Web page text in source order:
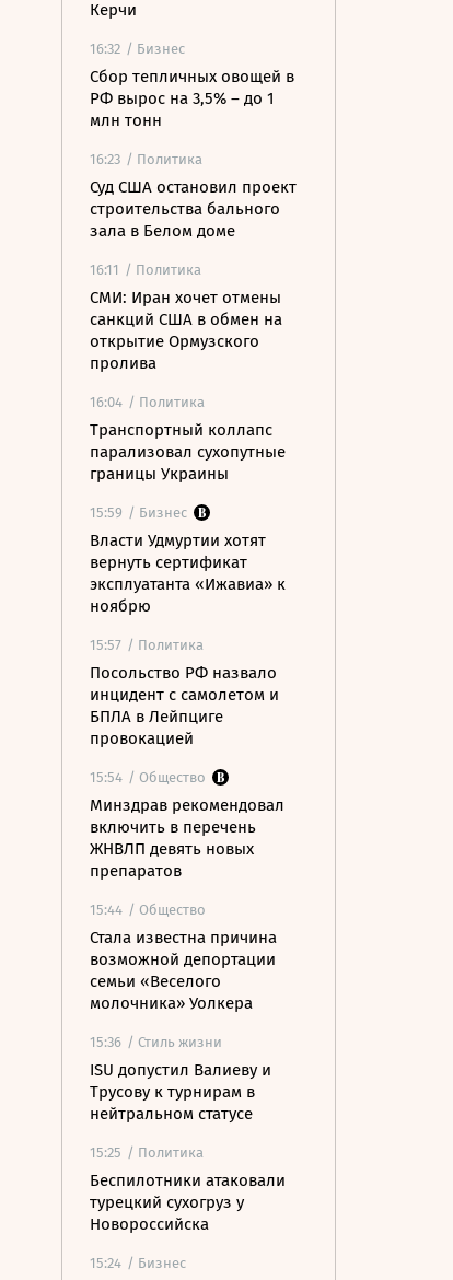
Керчи
16:32 / Бизнес
Сбор тепличных овощей в
РФ вырос на 3,5% – до 1
млн тонн
16:23 / Политика
Суд США остановил проект
строительства бального
зала в Белом доме
16:11 / Политика
СМИ: Иран хочет отмены
санкций США в обмен на
открытие Ормузского
пролива
16:04 / Политика
Транспортный коллапс
парализовал сухопутные
границы Украины
15:59 / Бизнес
Власти Удмуртии хотят
вернуть сертификат
эксплуатанта «Ижавиа» к
ноябрю
15:57 / Политика
Посольство РФ назвало
инцидент с самолетом и
БПЛА в Лейпциге
провокацией
15:54 / Общество
Минздрав рекомендовал
включить в перечень
ЖНВЛП девять новых
препаратов
15:44 / Общество
Стала известна причина
возможной депортации
семьи «Веселого
молочника» Уолкера
15:36 / Стиль жизни
ISU допустил Валиеву и
Трусову к турнирам в
нейтральном статусе
15:25 / Политика
Беспилотники атаковали
турецкий сухогруз у
Новороссийска
15:24 / Бизнес